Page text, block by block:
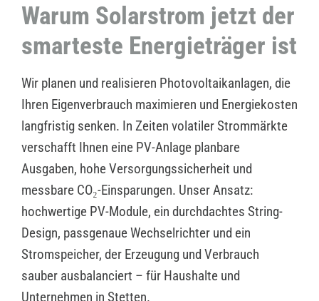
Warum Solarstrom jetzt der
smarteste Energieträger ist
Wir planen und realisieren Photovoltaikanlagen, die
Ihren Eigenverbrauch maximieren und Energiekosten
langfristig senken. In Zeiten volatiler Strommärkte
verschafft Ihnen eine PV-Anlage planbare
Ausgaben, hohe Versorgungssicherheit und
messbare CO₂-Einsparungen. Unser Ansatz:
hochwertige PV-Module, ein durchdachtes String-
Design, passgenaue Wechselrichter und ein
Stromspeicher, der Erzeugung und Verbrauch
sauber ausbalanciert – für Haushalte und
Unternehmen in Stetten.